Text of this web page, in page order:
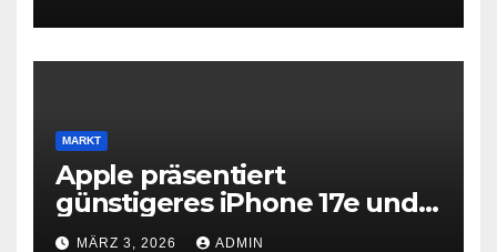
MARKT
Apple präsentiert
günstigeres iPhone 17e und
neues iPad Air mit M4-Chip
MÄRZ 3, 2026 ADMIN